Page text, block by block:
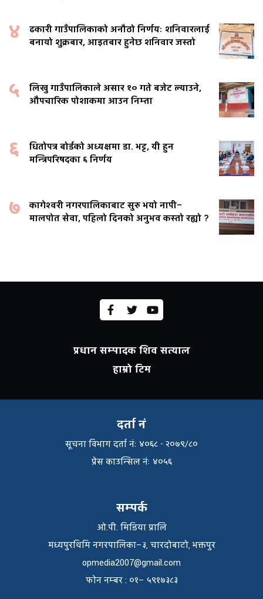
४
ढकारी गाउँपालिकाको अनौठो निर्णयः शनिवारलाई
बनायो शुक्रबार, आइतबार हुनेछ शनिवार जस्तो
५
लिखु गाउँपालिकाले असार १० गते बजेट ल्याउने,
औपचारिक पोशाकमा आउन निम्ता
६
धितोपत्र बोर्डको अध्यक्षमा डा. भट्ट, यी हुन
मन्त्रिपरिषदका ६ निर्णय
७
कागेश्वरी नगरपालिकाबाट सुरु भयो नापी–
मालपोत सेवा, पहिलो दिनको अनुभव कस्तो रह्यो ?
प्रधान सम्पादक शिव सत्याल
हाम्रो टिम
दर्ता नं
सूचना विभाग दर्ता नंः ४०६८ - २०७९/८०
प्रेस काउन्सिल नंः ४०५६
सम्पर्क
ओ.पी. मिडिया प्रालि
मध्यपुरथिमि नगरपालिका–३, चारदोबाटो, भक्तपुर
opmedia2007@gmail.com
फाेन नम्बर : ०१– ५९१७३८३